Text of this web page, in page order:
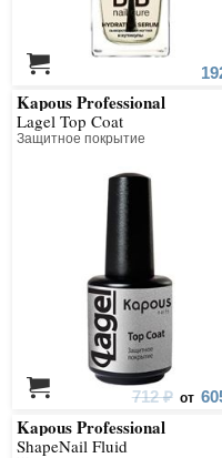
Kapous Professional
Lagel Top Coat
Защитное покрытие
712 ₽ от
Kapous Professional
ShapeNail Fluid